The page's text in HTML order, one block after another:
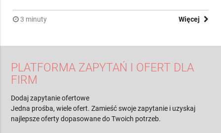
3 minuty Więcej
PLATFORMA ZAPYTAŃ I OFERT DLA
FIRM
Dodaj zapytanie ofertowe
Jedna prośba, wiele ofert. Zamieść swoje zapytanie i uzyskaj
najlepsze oferty dopasowane do Twoich potrzeb.